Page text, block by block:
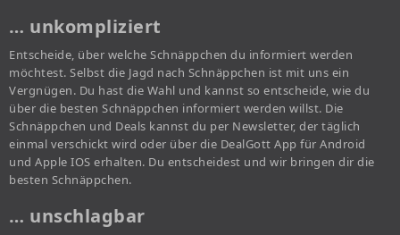
… unkompliziert
Entscheide, über welche Schnäppchen du informiert werden
möchtest. Selbst die Jagd nach Schnäppchen ist mit uns ein
Vergnügen. Du hast die Wahl und kannst so entscheide, wie du
über die besten Schnäppchen informiert werden willst. Die
Schnäppchen und Deals kannst du per Newsletter, der täglich
einmal verschickt wird oder über die DealGott App für Android
und Apple IOS erhalten. Du entscheidest und wir bringen dir die
besten Schnäppchen.
… unschlagbar